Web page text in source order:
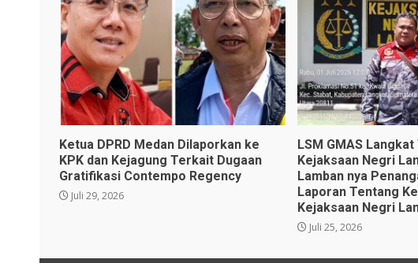
Ketua DPRD Medan Dilaporkan ke
KPK dan Kejagung Terkait Dugaan
Gratifikasi Contempo Regency
Juli 29, 2026
LSM GMAS
Kejaksaan Negri
Lamban nya
Laporan Tentang
Kejaksaan Negri
Juli 25, 2026